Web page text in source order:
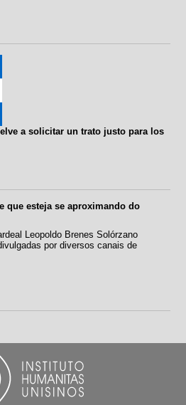
a solicitar un trato justo para los
que esteja se aproximando do
Leopoldo Brenes Solórzano
por diversos canais de